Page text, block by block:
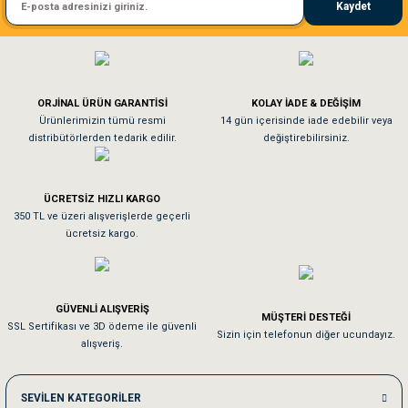
Gönder
El**** Ek******
Köpeğim bayıldı hediyeler için teşekkürler
As**** Tu******
Tavşanım kafesinin kalitesine ve paketlemesine bayıldım
Sa**** On******
Kedilerim beğeniyorlar. Memnunuz. Uygun fiyatta olması iyi.
Me***** Ya******
Kaydet
ORJİNAL ÜRÜN GARANTİSİ
Ürünlerimizin tümü resmi
distribütörlerden tedarik edilir.
KOLAY İADE & DEĞİŞİM
14 gün içerisinde iade edebilir veya
değiştirebilirsiniz.
ÜCRETSİZ HIZLI KARGO
350 TL ve üzeri alışverişlerde geçerli
ücretsiz kargo.
GÜVENLİ ALIŞVERİŞ
SSL Sertifikası ve 3D ödeme ile güvenli
alışveriş.
MÜŞTERİ DESTEĞİ
Sizin için telefonun diğer ucundayız.
SEVİLEN KATEGORİLER